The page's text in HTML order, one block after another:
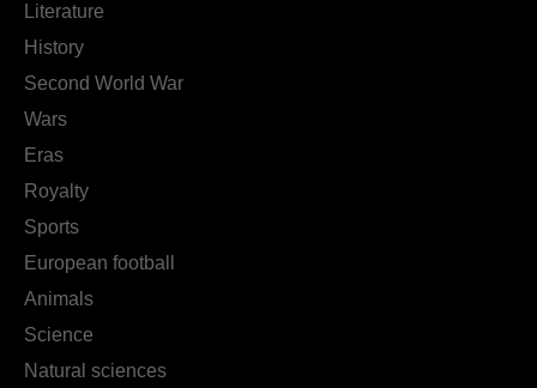
Literature
History
Second World War
Wars
Eras
Royalty
Sports
European football
Animals
Science
Natural sciences